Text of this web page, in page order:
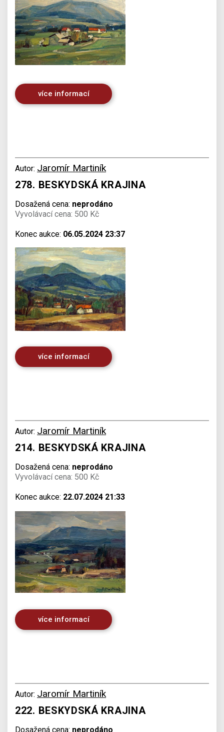
více informací
Autor: Jaromír Martiník
278. BESKYDSKÁ KRAJINA
Dosažená cena: neprodáno
Vyvolávací cena: 500 Kč
Konec aukce: 06.05.2024 23:37
více informací
Autor: Jaromír Martiník
214. BESKYDSKÁ KRAJINA
Dosažená cena: neprodáno
Vyvolávací cena: 500 Kč
Konec aukce: 22.07.2024 21:33
více informací
Autor: Jaromír Martiník
222. BESKYDSKÁ KRAJINA
Dosažená cena: neprodáno